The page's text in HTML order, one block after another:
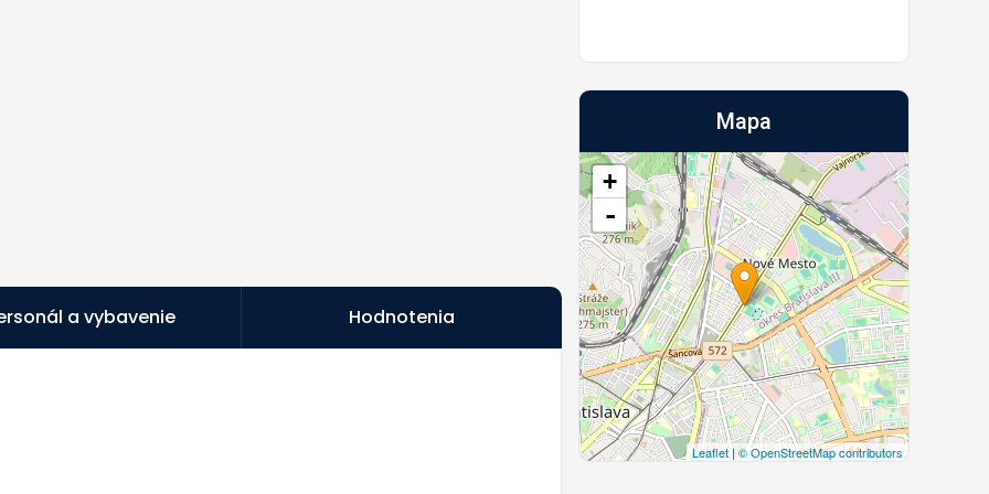
a vybavenie Hodnotenia
Mapa
+
-
Leaflet| © OpenStreetMap contributors